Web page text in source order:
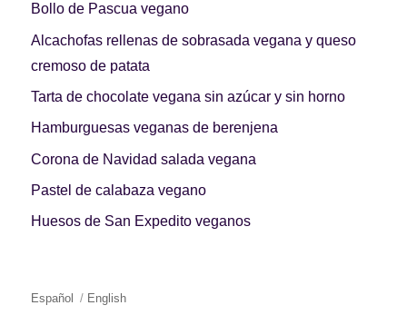
Bollo de Pascua vegano
Alcachofas rellenas de sobrasada vegana y queso
cremoso de patata
Tarta de chocolate vegana sin azúcar y sin horno
Hamburguesas veganas de berenjena
Corona de Navidad salada vegana
Pastel de calabaza vegano
Huesos de San Expedito veganos
Español English